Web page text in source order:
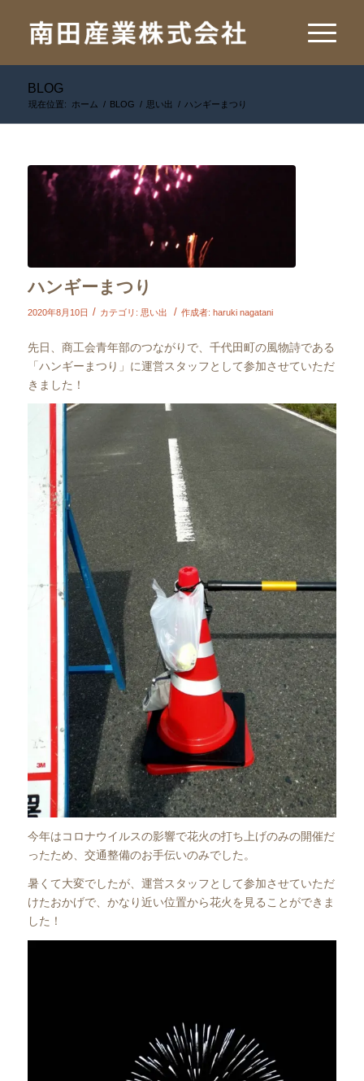
BLOG
現在位置: ホーム / BLOG / 思い出 / ハンギーまつり
ハンギーまつり
2020年8月10日 / カテゴリ: 思い出 / 作成者: haruki nagatani
先日、商工会青年部のつながりで、千代田町の風物詩である
「ハンギーまつり」に運営スタッフとして参加させていただ
きました！
今年はコロナウイルスの影響で花火の打ち上げのみの開催だ
ったため、交通整備のお手伝いのみでした。
暑くて大変でしたが、運営スタッフとして参加させていただ
けたおかげで、かなり近い位置から花火を見ることができま
した！